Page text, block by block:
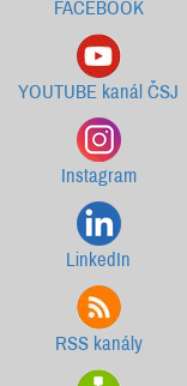
FACEBOOK
YOUTUBE kanál ČSJ
Instagram
LinkedIn
RSS kanály